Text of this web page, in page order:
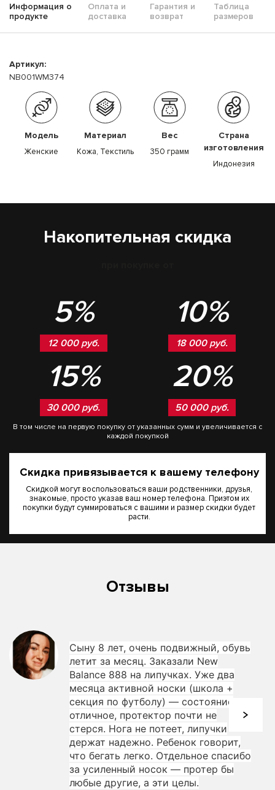
Информация о
продукте
Оплата и
доставка
Гарантия и
возврат
Таблица
размеров
Артикул:
NB001WM374
Модель
Женские
Материал
Кожа, Текстиль
Вес
350 грамм
Страна
изготовления
Индонезия
Накопительная скидка
5%
12 000 руб.
10%
18 000 руб.
15%
30 000 руб.
20%
50 000 руб.
В том числе на первую покупку от указанных сумм и увеличивается с
каждой покупкой
Скидка привязывается к вашему телефону
Скидкой могут воспользоваться ваши родственники, друзья,
знакомые, просто указав ваш номер телефона. Приэтом их
покупки будут суммироваться с вашими и размер скидки будет
расти.
Отзывы
Сыну 8 лет, очень подвижный, обувь
летит за месяц. Заказали New
Balance 888 на липучках. Уже два
месяца активной носки (школа +
секция по футболу) — состояние
отличное, протектор почти не
стерся. Нога не потеет, липучки
держат надежно. Ребенок говорит,
что бегать легко. Отдельное спасибо
за усиленный носок — протер бы
любые другие, а эти целы.